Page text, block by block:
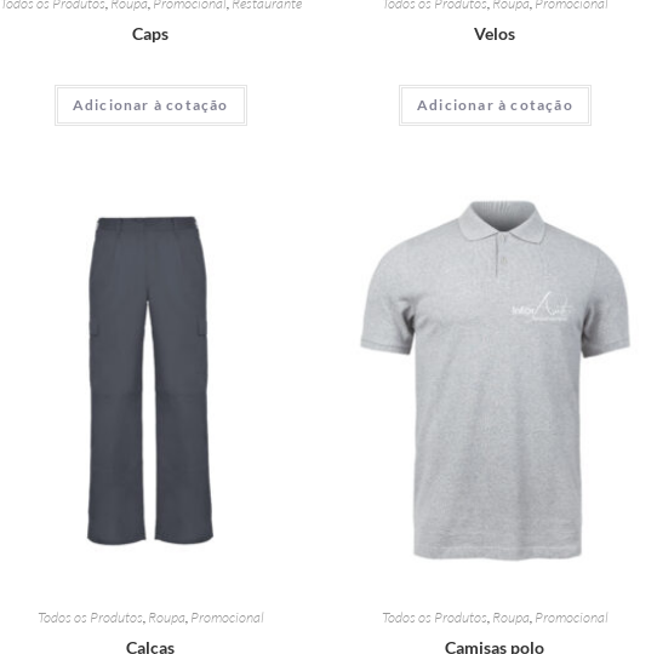
Caps
Adicionar à cotação
Velos
Adicionar à cotação
Todos os Produtos, Roupa, Promocional
Calças
Todos os Produtos, Roupa, Promocional
Camisas polo